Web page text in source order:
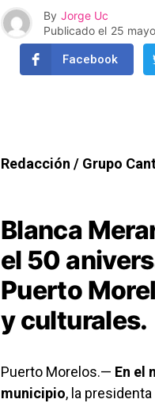
By Jorge Uc
Publicado el 25
Facebook
Redacción / Grupo
Blanca
el 50
Puerto
y culturales.
Puerto Morelos.— En el
municipio, la